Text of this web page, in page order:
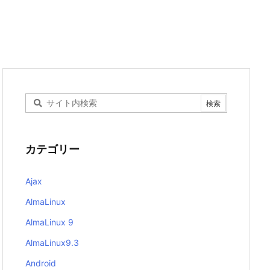
カテゴリー
Ajax
AlmaLinux
AlmaLinux 9
AlmaLinux9.3
Android